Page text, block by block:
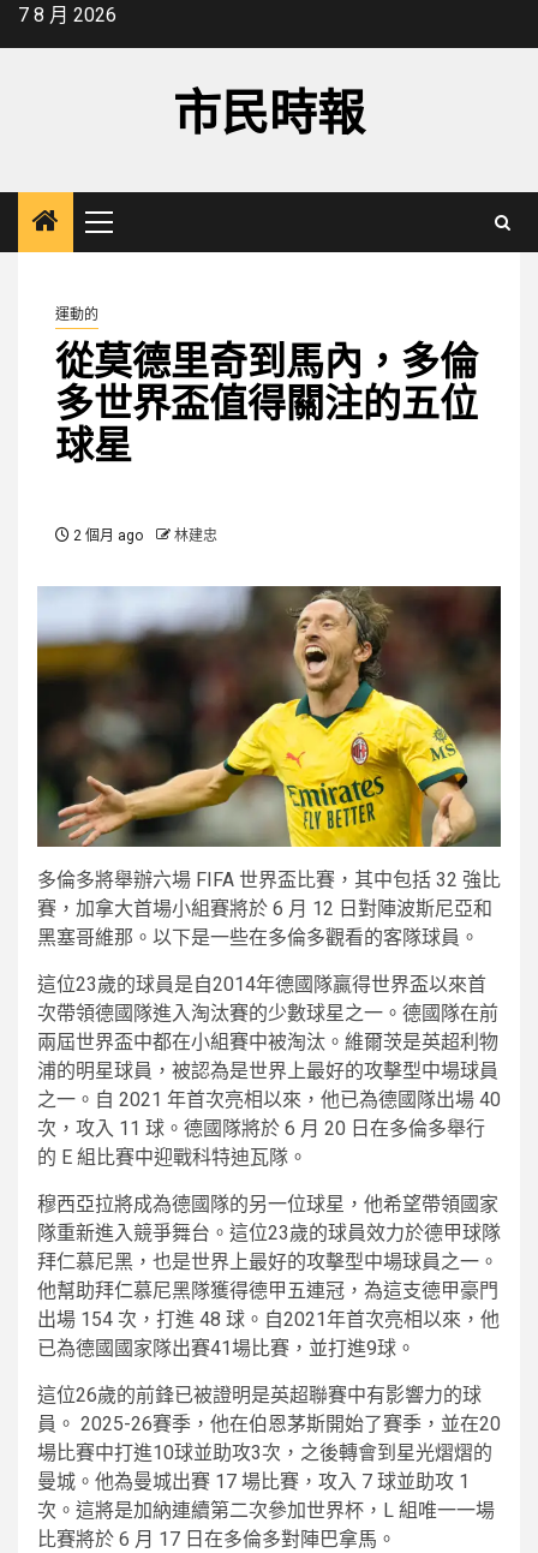
Skip7 8 月 2026
市民時報
Primary
Menu
運動的
從莫德里奇到馬內，多倫
多世界盃值得關注的五位
球星
2 個月 ago 林建忠
多倫多將舉辦六場 FIFA 世界盃比賽，其中包括 32 強比
賽，加拿大首場小組賽將於 6 月 12 日對陣波斯尼亞和
黑塞哥維那。以下是一些在多倫多觀看的客隊球員。
這位23歲的球員是自2014年德國隊贏得世界盃以來首
次帶領德國隊進入淘汰賽的少數球星之一。德國隊在前
兩屆世界盃中都在小組賽中被淘汰。維爾茨是英超利物
浦的明星球員，被認為是世界上最好的攻擊型中場球員
之一。自 2021 年首次亮相以來，他已為德國隊出場 40
次，攻入 11 球。德國隊將於 6 月 20 日在多倫多舉行
的 E 組比賽中迎戰科特迪瓦隊。
穆西亞拉將成為德國隊的另一位球星，他希望帶領國家
隊重新進入競爭舞台。這位23歲的球員效力於德甲球隊
拜仁慕尼黑，也是世界上最好的攻擊型中場球員之一。
他幫助拜仁慕尼黑隊獲得德甲五連冠，為這支德甲豪門
出場 154 次，打進 48 球。自2021年首次亮相以來，他
已為德國國家隊出賽41場比賽，並打進9球。
這位26歲的前鋒已被證明是英超聯賽中有影響力的球
員。 2025-26賽季，他在伯恩茅斯開始了賽季，並在20
場比賽中打進10球並助攻3次，之後轉會到星光熠熠的
曼城。他為曼城出賽 17 場比賽，攻入 7 球並助攻 1
次。這將是加納連續第二次參加世界杯，L 組唯一一場
比賽將於 6 月 17 日在多倫多對陣巴拿馬。